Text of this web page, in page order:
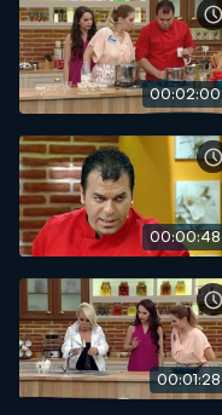
00:02:00
00:00:48
00:01:28